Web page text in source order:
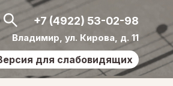
для слабовидящих
+7 (4922) 53-02-98
Владимир, ул. Кирова, д. 11